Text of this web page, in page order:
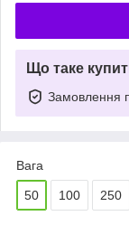
Що таке
Замовлення
Вага
50 100 250